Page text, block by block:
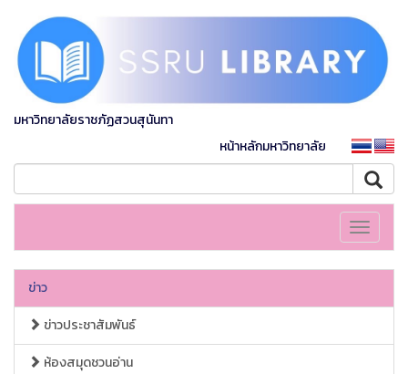
มหาวิทยาลัยราชภัฏสวนสุนันทา
หน้าหลักมหาวิทยาลัย
Toggle
ข่าว
ข่าวประชาสัมพันธ์
ห้องสมุดชวนอ่าน